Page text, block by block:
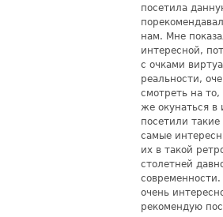
посетила
нам. Мне
интересной,
с очками
реальности,
смотреть на то,
же окунаться
посетили
самые
их в такой
столетней
очень
рекомендую